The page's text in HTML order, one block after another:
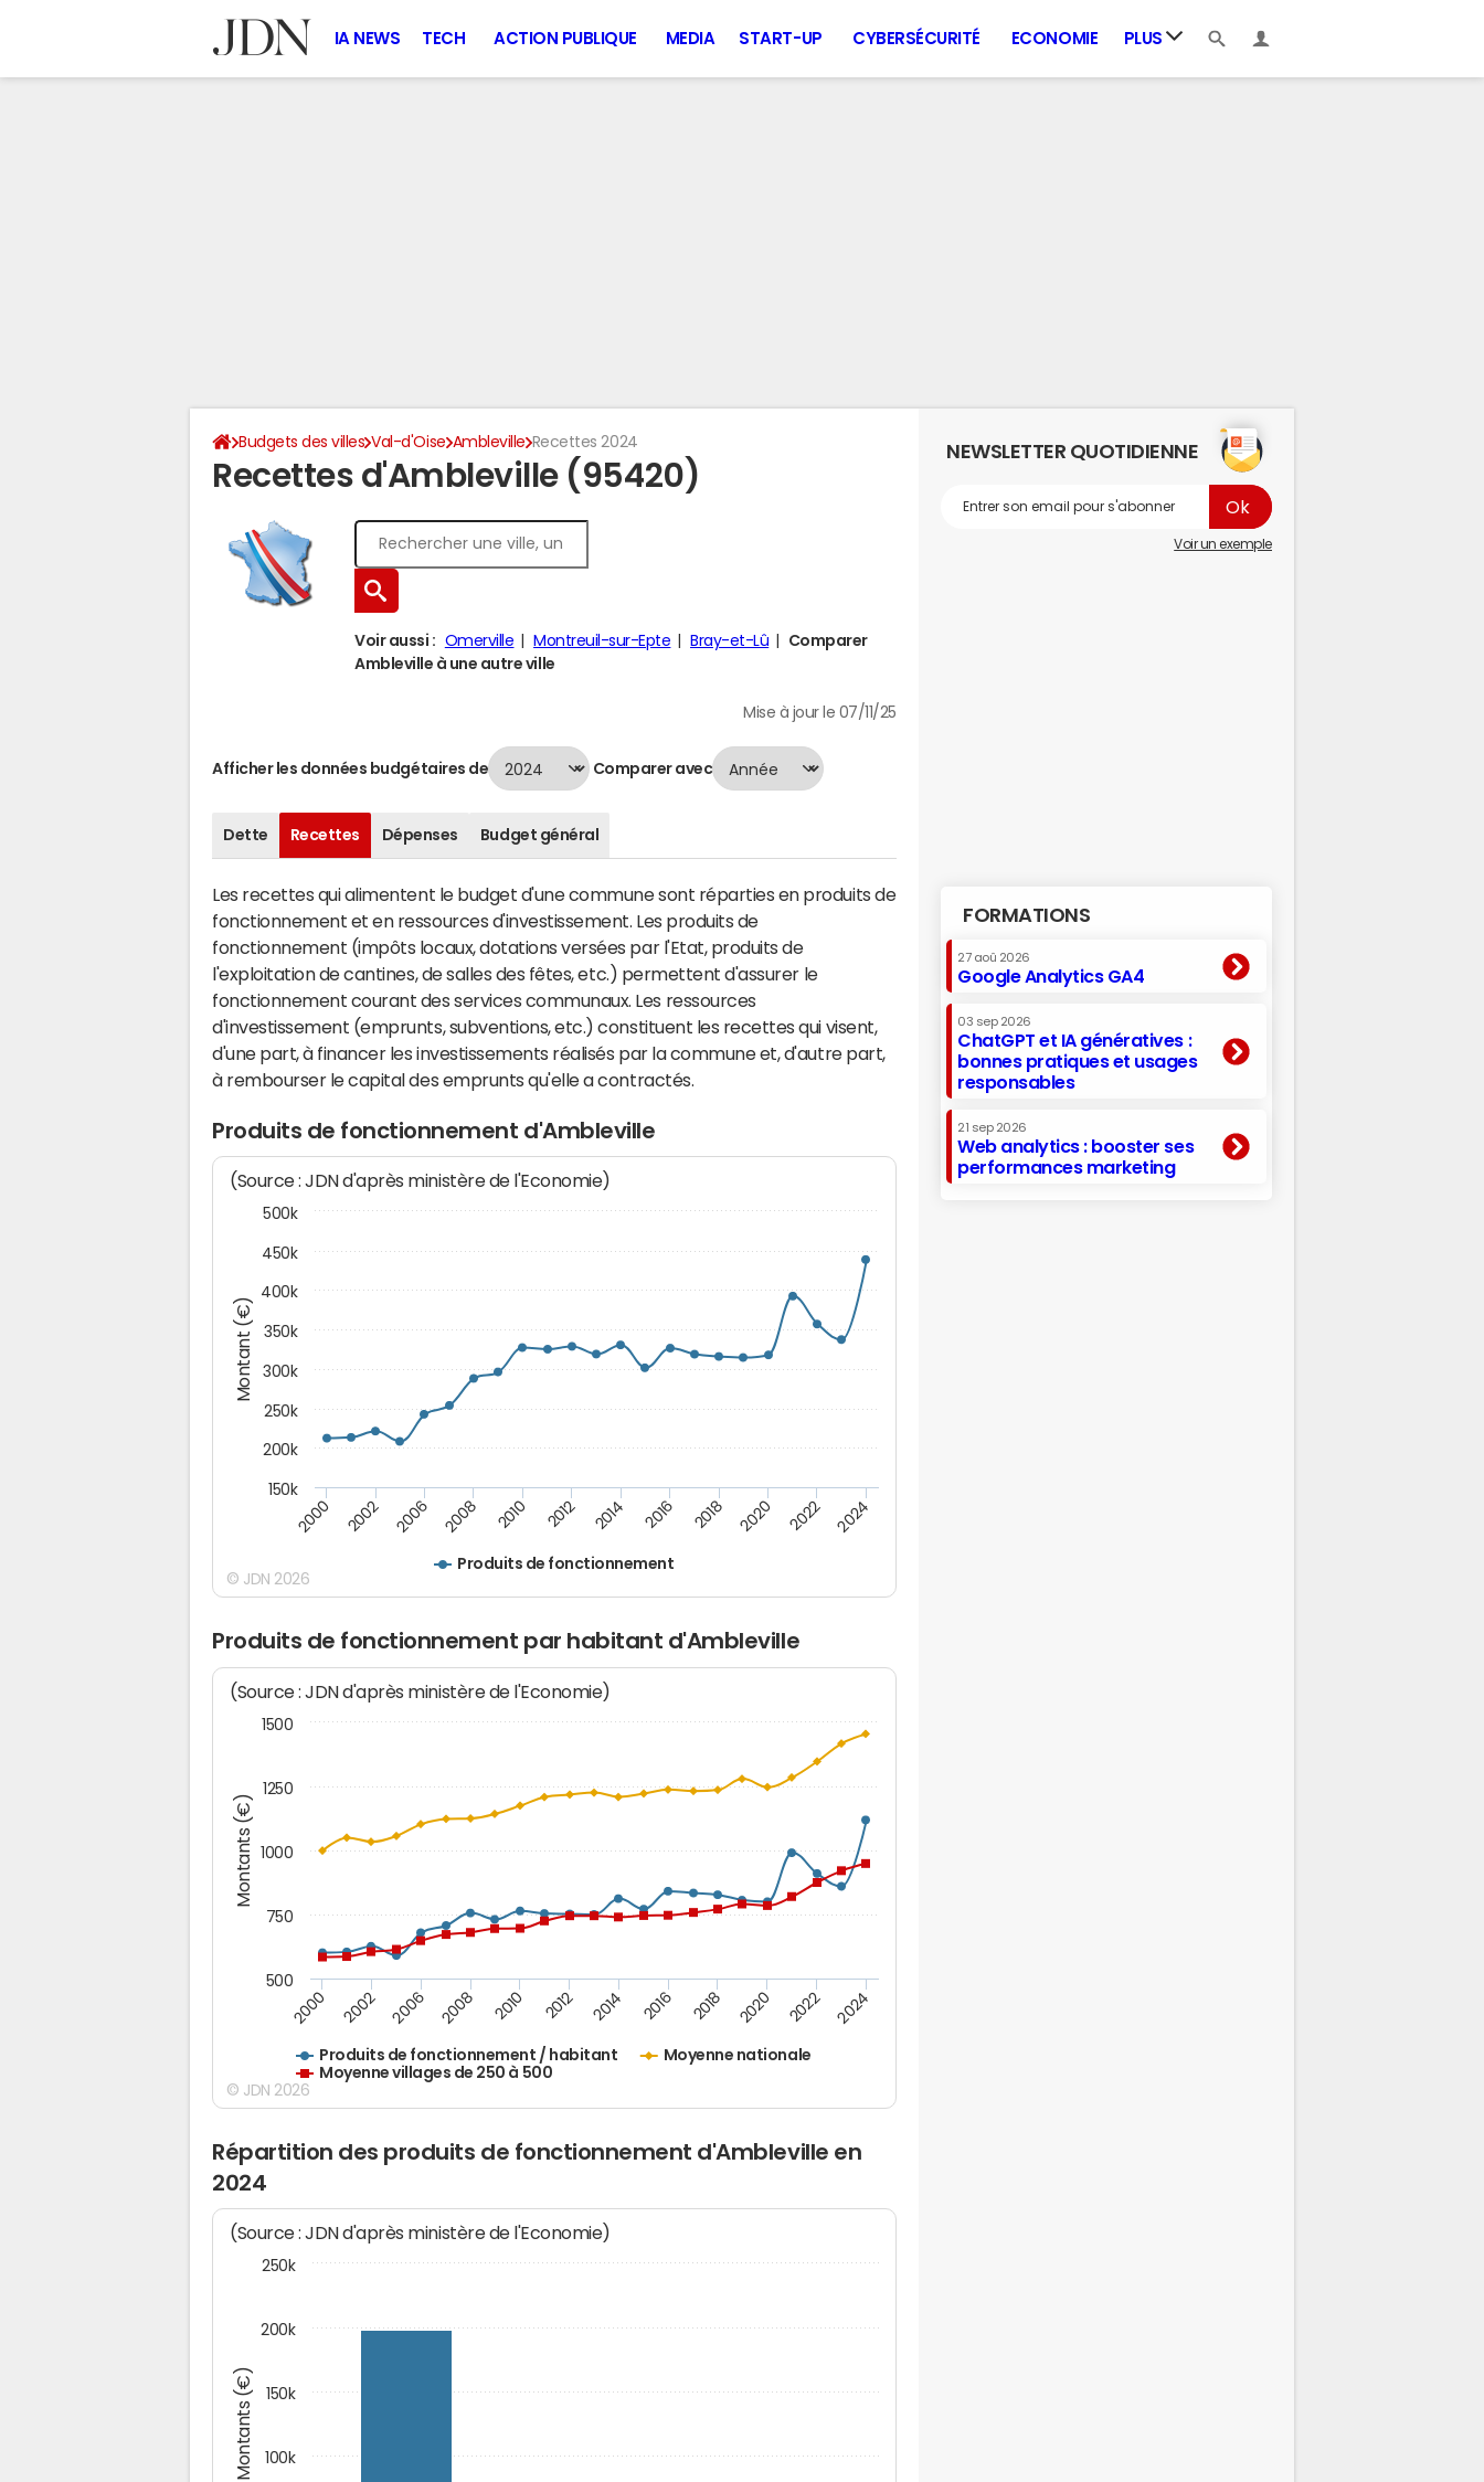
IA NEWS TECH ACTION PUBLIQUE MEDIA START-UP CYBERSÉCURITÉ ECONOMIE PLUS
Budgets des villes Val-d'Oise Ambleville Recettes 2024
Recettes d'Ambleville (95420)
Voir aussi : Omerville Montreuil-sur-Epte Bray-et-Lû
Comparer
Ambleville à une autre ville
Mise à jour le 07/11/25
Afficher les données budgétaires de Comparer avec
Dette Recettes Dépenses Budget général
Les recettes qui alimentent le budget d'une commune sont réparties en produits de
fonctionnement et en ressources d'investissement. Les produits de
fonctionnement (impôts locaux, dotations versées par l'Etat, produits de
l'exploitation de cantines, de salles des fêtes, etc.) permettent d'assurer le
fonctionnement courant des services communaux. Les ressources
d'investissement (emprunts, subventions, etc.) constituent les recettes qui visent,
d'une part, à financer les investissements réalisés par la commune et, d'autre part,
à rembourser le capital des emprunts qu'elle a contractés.
Produits de fonctionnement d'Ambleville
Montant (€)
(Source : JDN d'après ministère de l'Economie)
Produits de fonctionnement
2000 2002 2006 2008 2010 2012 2014 2016 2018 2020 2022 2024
150k
200k
250k
300k
350k
400k
450k
500k
© JDN 2026
Produits de fonctionnement par habitant d'Ambleville
Montants (€)
(Source : JDN d'après ministère de l'Economie)
Produits de fonctionnement / habitant
Moyenne nationale
Moyenne villages de 250 à 500
2000 2002 2006 2008 2010 2012 2014 2016 2018 2020 2022 2024
500
750
1000
1250
1500
© JDN 2026
Répartition des produits de fonctionnement d'Ambleville en
2024
Montants (€)
(Source : JDN d'après ministère de l'Economie)
100k
150k
200k
250k
NEWSLETTER QUOTIDIENNE
Voir un exemple
FORMATIONS
27 aoû 2026
Google Analytics GA4
03 sep 2026
ChatGPT et IA génératives :
bonnes pratiques et usages
responsables
21 sep 2026
Web analytics : booster ses
performances marketing